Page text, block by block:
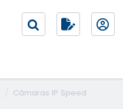
Câmaras IP Speed